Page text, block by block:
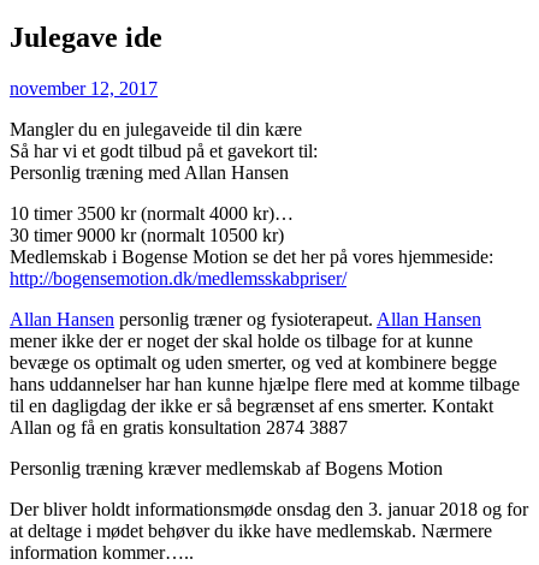
Julegave ide
november 12, 2017
Mangler du en julegaveide til din kære
Så har vi et godt tilbud på et gavekort til:
Personlig træning med Allan Hansen
10 timer 3500 kr (normalt 4000 kr)…
30 timer 9000 kr (normalt 10500 kr)
Medlemskab i Bogense Motion se det her på vores hjemmeside:
http://bogensemotion.dk/medlemsskabpriser/
Allan Hansen personlig træner og fysioterapeut. Allan Hansen
mener ikke der er noget der skal holde os tilbage for at kunne
bevæge os optimalt og uden smerter, og ved at kombinere begge
hans uddannelser har han kunne hjælpe flere med at komme tilbage
til en dagligdag der ikke er så begrænset af ens smerter. Kontakt
Allan og få en gratis konsultation 2874 3887
Personlig træning kræver medlemskab af Bogens Motion
Der bliver holdt informationsmøde onsdag den 3. januar 2018 og for
at deltage i mødet behøver du ikke have medlemskab. Nærmere
information kommer…..